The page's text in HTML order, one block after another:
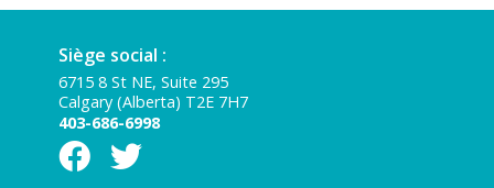
Siège social :
6715 8 St NE, Suite 295
Calgary (Alberta) T2E 7H7
403-686-6998